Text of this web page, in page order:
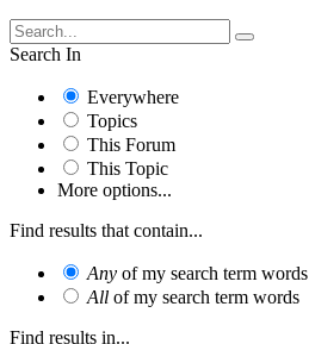
Search In
Everywhere
Topics
This Forum
This Topic
More options...
Find results that contain...
Any of my search term words
All of my search term words
Find results in...